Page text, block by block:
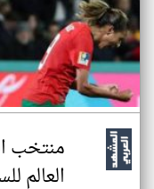
منتخب
العالم